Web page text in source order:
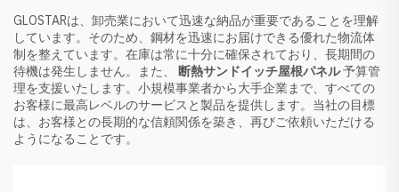
GLOSTARは、卸売業において迅速な納品が重要であることを理解
しています。そのため、鋼材を迅速にお届けできる優れた物流体
制を整えています。在庫は常に十分に確保されており、長期間の
待機は発生しません。また、 断熱サンドイッチ屋根パネル予算管
理を支援いたします。小規模事業者から大手企業まで、すべての
お客様に最高レベルのサービスと製品を提供します。当社の目標
は、お客様との長期的な信頼関係を築き、再びご依頼いただける
ようになることです。